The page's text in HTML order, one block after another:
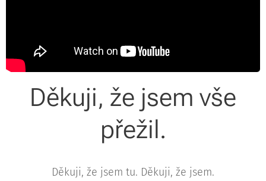
Děkuji, že jsem vše
přežil.
Děkuji, že jsem tu. Děkuji, že jsem.